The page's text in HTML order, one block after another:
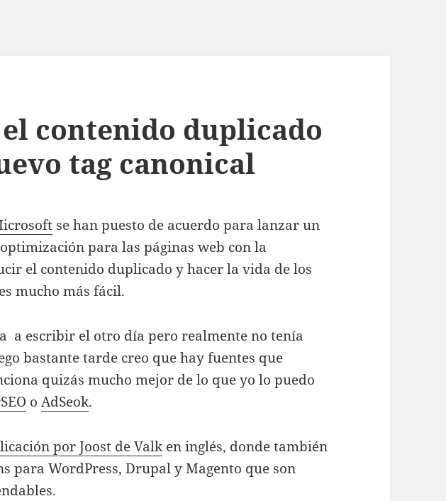
contenido duplicado
tag canonical
se han puesto de acuerdo para lanzar un
para las páginas web con la
el contenido duplicado y hacer la vida de los
mucho más fácil.
a escribir el otro día pero realmente no tenía
bastante tarde creo que hay fuentes que
quizás mucho mejor de lo que yo lo puedo
oAdSeok.
por Joost de Valk en inglés, donde también
para WordPress, Drupal y Magento que son